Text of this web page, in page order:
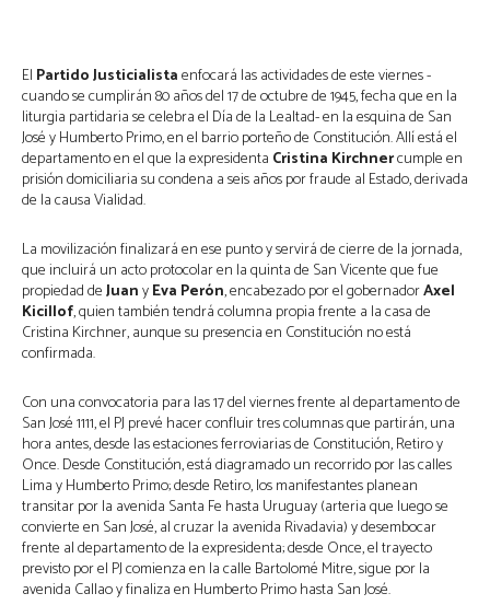
El Partido Justicialistaenfocará las actividades de este viernes -
cuando se cumplirán 80 años del 17 de octubre de 1945, fecha que en la
liturgia partidaria se celebra el Día de la Lealtad- en la esquina de San
José y Humberto Primo, en el barrio porteño de Constitución. Allí está el
departamento en el que la expresidenta Cristina Kirchnercumple en
prisión domiciliaria su condena a seis años por fraude al Estado, derivada
de la causa Vialidad.
La movilización finalizará en ese punto y servirá de cierre de la jornada,
que incluirá un acto protocolar en la quinta de San Vicente que fue
propiedad deJuanyEva Perón, encabezado por el gobernadorAxel
Kicillof, quien también tendrá columna propia frente a la casa de
Cristina Kirchner, aunque su presencia en Constitución no está
confirmada.
Con una convocatoria para las 17 del viernes frente al departamento de
San José 1111, el PJ prevé hacer confluir tres columnas que partirán, una
hora antes, desde las estaciones ferroviarias de Constitución, Retiro y
Once. Desde Constitución, está diagramado un recorrido por las calles
Lima y Humberto Primo; desde Retiro, los manifestantes planean
transitar por la avenida Santa Fe hasta Uruguay (arteria que luego se
convierte en San José, al cruzar la avenida Rivadavia) y desembocar
frente al departamento de la expresidenta; desde Once, el trayecto
previsto por el PJ comienza en la calle Bartolomé Mitre, sigue por la
avenida Callao y finaliza en Humberto Primo hasta San José.